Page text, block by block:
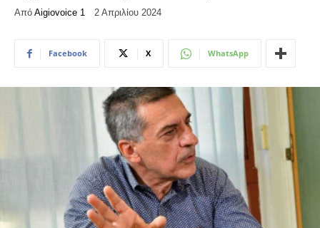
Από Aigiovoice 1 2 Απριλίου 2024
Facebook X WhatsApp